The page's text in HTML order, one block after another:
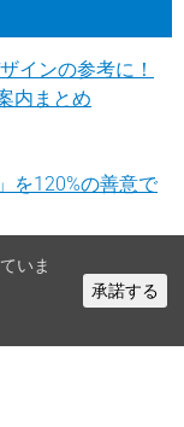
インの参考に！
内まとめ
を120%の善意で
インの参考に！
告書まとめ
いま
承諾する